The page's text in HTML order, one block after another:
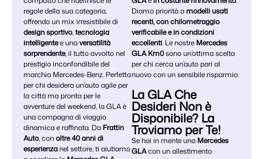
regole della sua categoria,
offrendo un mix irresistibile di
design sportivo,tecnologia
intelligentee unaversatilità
sorprendente, il tutto avvolto nel
prestigio inconfondibile del
marchio Mercedes-Benz. Perfetta
per chi desidera un’auto agile per
la città ma pronta per le
avventure del weekend, la GLA è
una compagna di viaggio
dinamica e raffinata. Da Frattin
Auto, conoltre 40 anni di
esperienzanel settore, ti aiutiamo
Diamo priorità amodelli usati
recenti, con chilometraggio
verificabile e in condizioni
eccellenti. Le nostre Mercedes
GLA Km0sono un’ottima scelta
per chi cerca un’auto pari al
nuovo con un sensibile risparmio.
La GLA Che
Desideri Non è
Disponibile? La
Troviamo per Te!
Se hai in mente una Mercedes
GLAcon un allestimento